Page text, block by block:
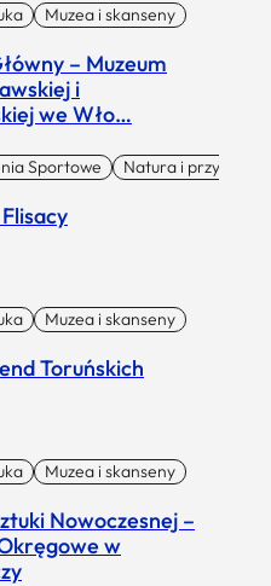
Muzea i skanseny
– Muzeum
i
we Wło…
Sportowe Natura i przygoda
Muzea i skanseny
Toruńskich
Muzea i skanseny
Nowoczesnej –
w